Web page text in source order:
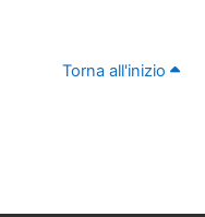
Torna all'inizio